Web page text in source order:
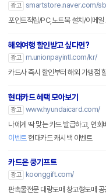
광고 smartstore.naver.com/
포인트적립/PC,노트북 설치/이메
해외여행 할인받고 싶다면?
광고
m.unionpayintl.com/kr/
카드사 즉시 할인부터 해외 가맹점
현대카드 혜택 모아보기
광고 www.hyundaicard.com/
나에게 딱 맞는 카드 발급하고, 연
이벤트현대카드 캐시백 이벤트
카드은 쿵기프트
광고
koonggift.com/